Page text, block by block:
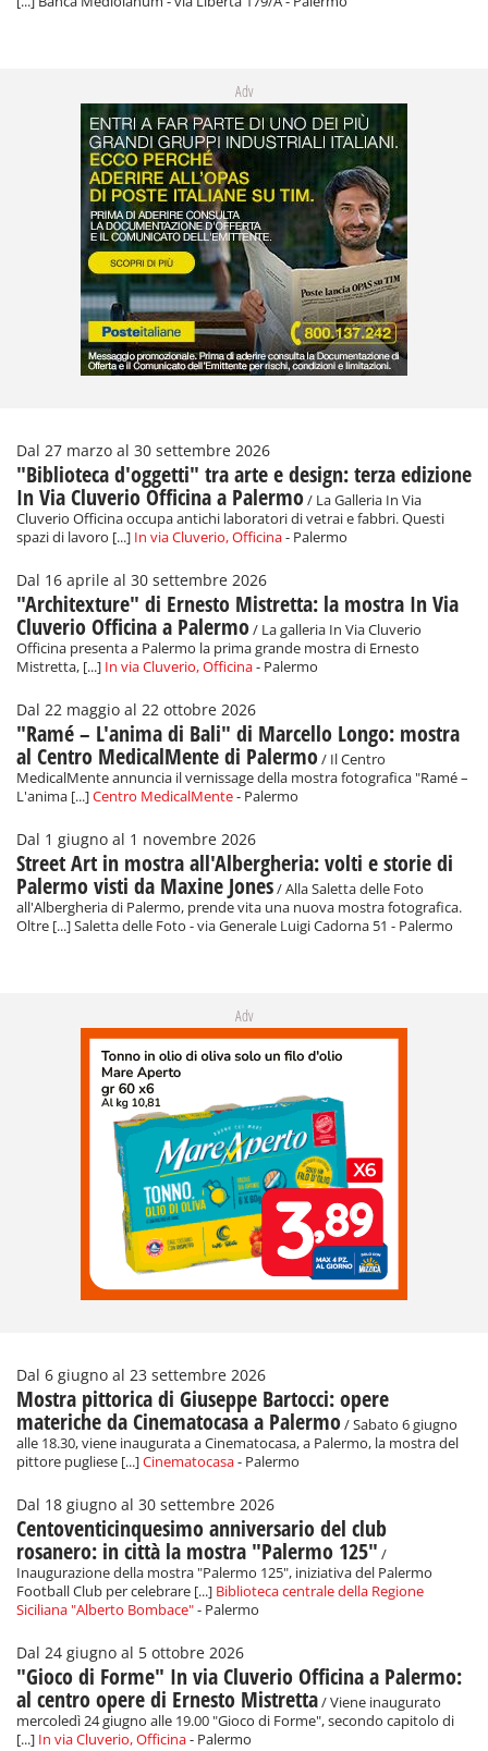
Adv
Dal 27 marzo al 30 settembre 2026
"Biblioteca d'oggetti" tra arte e design: terza edizione
In Via Cluverio Officina a Palermo/ La Galleria In Via
Cluverio Officina occupa antichi laboratori di vetrai e fabbri. Questi
spazi di lavoro [...] In via Cluverio, Officina- Palermo
Dal 16 aprile al 30 settembre 2026
"Architexture" di Ernesto Mistretta: la mostra In Via
Cluverio Officina a Palermo/ La galleria In Via Cluverio
Officina presenta a Palermo la prima grande mostra di Ernesto
Mistretta, [...] In via Cluverio, Officina- Palermo
Dal 22 maggio al 22 ottobre 2026
"Ramé – L'anima di Bali" di Marcello Longo: mostra
al Centro MedicalMente di Palermo/ Il Centro
MedicalMente annuncia il vernissage della mostra fotografica "Ramé –
L'anima [...]Centro MedicalMente- Palermo
Dal 1 giugno al 1 novembre 2026
Street Art in mostra all'Albergheria: volti e storie di
Palermo visti da Maxine Jones/ Alla Saletta delle Foto
all'Albergheria di Palermo, prende vita una nuova mostra fotografica.
Oltre [...] Saletta delle Foto - via Generale Luigi Cadorna 51 - Palermo
Adv
Dal 6 giugno al 23 settembre 2026
Mostra pittorica di Giuseppe Bartocci: opere
materiche da Cinematocasa a Palermo/ Sabato 6 giugno
alle 18.30, viene inaugurata a Cinematocasa, a Palermo, la mostra del
pittore pugliese [...]Cinematocasa- Palermo
Dal 18 giugno al 30 settembre 2026
Centoventicinquesimo anniversario del club
rosanero: in città la mostra "Palermo 125" /
Inaugurazione della mostra "Palermo 125", iniziativa del Palermo
Football Club per celebrare [...] Biblioteca centrale della Regione
Siciliana "Alberto Bombace"- Palermo
Dal 24 giugno al 5 ottobre 2026
"Gioco di Forme" In via Cluverio Officina a Palermo:
al centro opere di Ernesto Mistretta/ Viene inaugurato
mercoledì 24 giugno alle 19.00 "Gioco di Forme", secondo capitolo di
[...] In via Cluverio, Officina- Palermo